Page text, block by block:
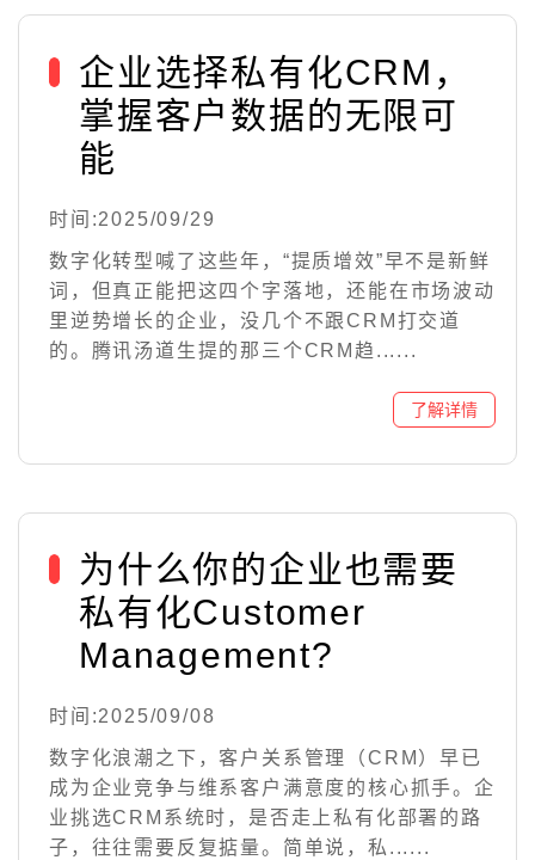
企业选择私有化CRM，
掌握客户数据的无限可
能
时间:2025/09/29
数字化转型喊了这些年，“提质增效”早不是新鲜
词，但真正能把这四个字落地，还能在市场波动
里逆势增长的企业，没几个不跟CRM打交道
的。腾讯汤道生提的那三个CRM趋......
为什么你的企业也需要
私有化Customer
Management?
时间:2025/09/08
数字化浪潮之下，客户关系管理（CRM）早已
成为企业竞争与维系客户满意度的核心抓手。企
业挑选CRM系统时，是否走上私有化部署的路
子，往往需要反复掂量。简单说，私......